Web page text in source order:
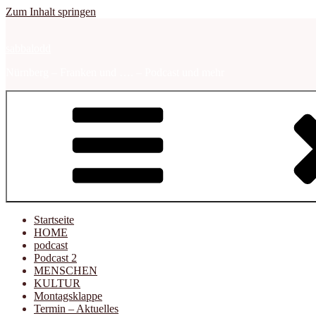
Zum Inhalt springen
Startseite
HOME
podcast
Podcast 2
MENSCHEN
KULTUR
Montagsklappe
Termin – Aktuelles